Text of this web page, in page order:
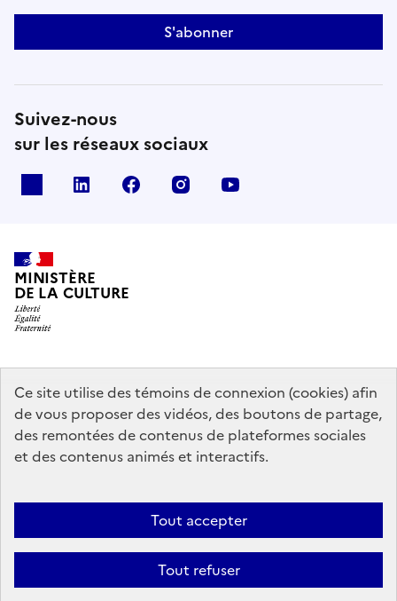
Ce site utilise des témoins de connexion (cookies) afin
de vous proposer des vidéos, des boutons de partage,
des remontées de contenus de plateformes sociales
et des contenus animés et interactifs.
Tout accepter
Tout refuser
S'abonner
Suivez-nous
sur les réseaux sociaux
linkedin facebook instagram
MINISTÈRE
DE LA CULTURE
data.gouv.fr legifrance.gouv.fr
info.gouv.fr
service-public.gouv.fr
Contact Mentions légales
Accessibilité : partiellement conforme
Politique générale de protection des données
des témoins de connexion (cookies)
Plan du site